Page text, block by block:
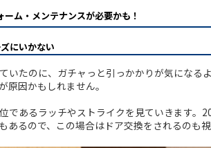
ム・メンテナンスが必要かも！
にいかない
いたのに、ガチャっと引っかかりが気になる
原因かもしれません。
であるラッチやストライクを見ていきます。
あるので、この場合はドア交換をされるのも